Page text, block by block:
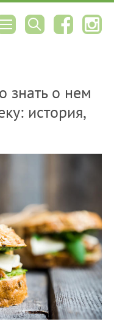
знать о нем
история,